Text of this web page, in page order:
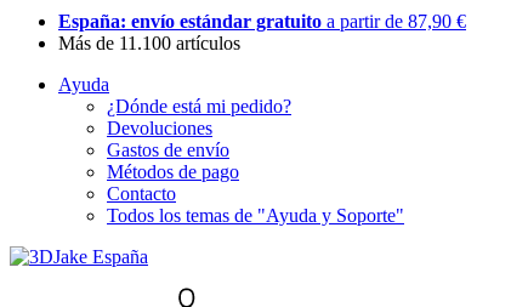
España: envío estándar gratuito a partir de 87,90 €
Más de 11.100 artículos
Ayuda
¿Dónde está mi pedido?
Devoluciones
Gastos de envío
Métodos de pago
Contacto
Todos los temas de "Ayuda y Soporte"